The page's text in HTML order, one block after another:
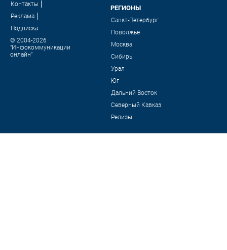
Контакты
Реклама
Подписка
© 2004-2026
"Инфокоммуникации
онлайн"
РЕГИОНЫ
Санкт-Петербург
Поволжье
Москва
Сибирь
Урал
Юг
Дальний Восток
Северный Кавказ
Релизы